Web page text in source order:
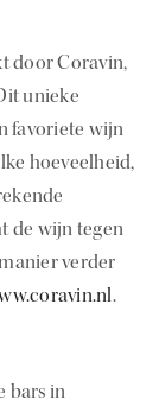
door Coravin,
unieke
favoriete wijn
hoeveelheid,
de wijn tegen
verder
.
bars in